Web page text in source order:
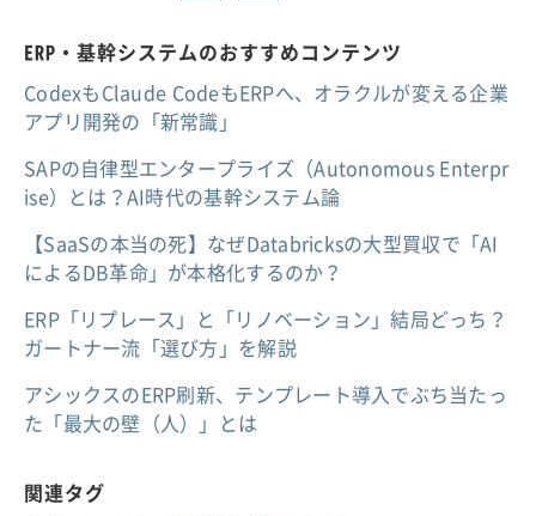
ERP・基幹システムのおすすめコンテンツ
CodexもClaude CodeもERPへ、オラクルが変える企業
アプリ開発の「新常識」
SAPの自律型エンタープライズ（Autonomous Enterpr
ise）とは？AI時代の基幹システム論
【SaaSの本当の死】なぜDatabricksの大型買収で「AI
によるDB革命」が本格化するのか？
ERP「リプレース」と「リノベーション」結局どっち？
ガートナー流「選び方」を解説
アシックスのERP刷新、テンプレート導入でぶち当たっ
た「最大の壁（人）」とは
関連タグ